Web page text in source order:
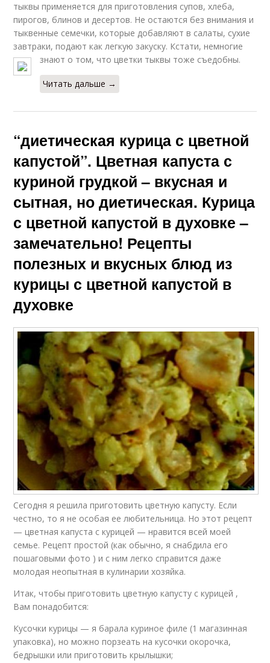
тыквы применяется для приготовления супов, хлеба,
пирогов, блинов и десертов. Не остаются без внимания и
тыквенные семечки, которые добавляют в салаты, сухие
завтраки, подают как легкую закуску. Кстати, немногие
знают о том, что цветки тыквы тоже съедобны.
Читать дальше →
“диетическая курица с цветной
капустой”. Цветная капуста с
куриной грудкой – вкусная и
сытная, но диетическая. Курица
с цветной капустой в духовке –
замечательно! Рецепты
полезных и вкусных блюд из
курицы с цветной капустой в
духовке
Сегодня я решила приготовить цветную капусту. Если
честно, то я не особая ее любительница. Но этот рецепт
— цветная капуста с курицей — нравится всей моей
семье. Рецепт простой (как обычно, я снабдила его
пошаговыми фото ) и с ним легко справится даже
молодая неопытная в кулинарии хозяйка.
Итак, чтобы приготовить цветную капусту с курицей ,
Вам понадобится:
Кусочки курицы — я барала куриное филе (1 магазинная
упаковка), но можно порзеать на кусочки окорочка,
бедрышки или приготовить крылышки;